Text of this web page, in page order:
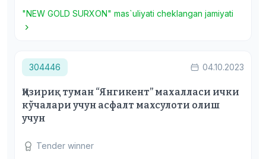
"NEW GOLD SURXON" mas`uliyati cheklangan jamiyati
304446 04.10.2023
Қизириқ туман “Янгикент” махалласи ички
кўчалари учун асфалт махсулоти олиш
учун
Tender winner